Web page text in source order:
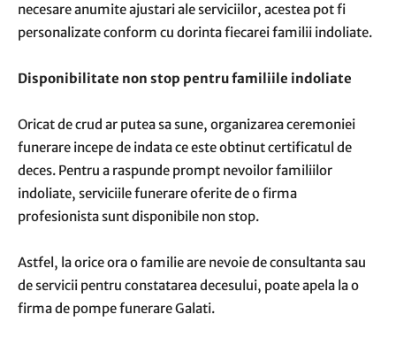
necesare anumite ajustari ale serviciilor, acestea pot fi
personalizate conform cu dorinta fiecarei familii indoliate.
Disponibilitate non stop pentru familiile indoliate
Oricat de crud ar putea sa sune, organizarea ceremoniei
funerare incepe de indata ce este obtinut certificatul de
deces. Pentru a raspunde prompt nevoilor familiilor
indoliate, serviciile funerare oferite de o firma
profesionista sunt disponibile non stop.
Astfel, la orice ora o familie are nevoie de consultanta sau
de servicii pentru constatarea decesului, poate apela la o
firma de pompe funerare Galati.